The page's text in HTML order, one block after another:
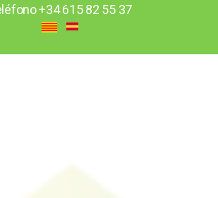
+34 615 82 55 37